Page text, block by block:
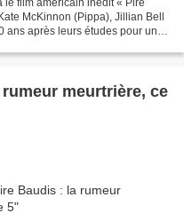
McKinnon (Pippa), Jillian Bell
ans après leurs études pour un
meurtrière, ce